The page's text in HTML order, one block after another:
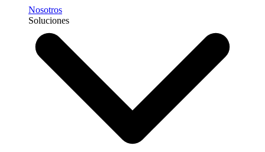
Nosotros
Soluciones